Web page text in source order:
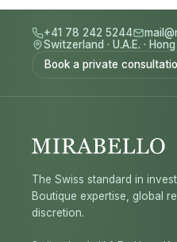
+41 78 242 5244
Switzerland · U.A.E. ·
Book a private
The Swiss standard in
Boutique expertise, global
discretion.